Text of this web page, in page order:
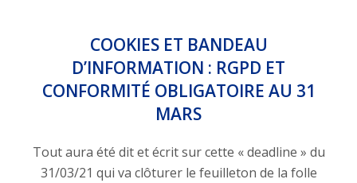
COOKIES ET BANDEAU
D’INFORMATION : RGPD ET
CONFORMITÉ OBLIGATOIRE AU 31
MARS
Tout aura été dit et écrit sur cette « deadline » du
31/03/21 qui va clôturer le feuilleton de la folle